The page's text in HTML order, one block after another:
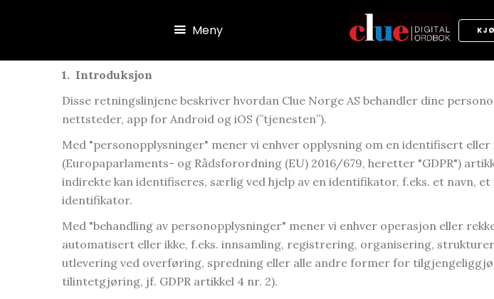
Meny
1. Introduksjon
Disse retningslinjene beskriver hvordan Clue Norge AS behandler dine
nettsteder, app for Android og iOS (”tjenesten”).
Med "personopplysninger" mener vi enhver opplysning om en identifisert
(Europaparlaments- og Rådsforordning (EU) 2016/679, heretter "GDPR")
indirekte kan identifiseres, særlig ved hjelp av en identifikator, f.eks. et navn,
identifikator.
Med "behandling av personopplysninger" mener vi enhver operasjon eller
automatisert eller ikke, f.eks. innsamling, registrering, organisering,
utlevering ved overføring, spredning eller alle andre former for
tilintetgjøring, jf. GDPR artikkel 4 nr. 2).